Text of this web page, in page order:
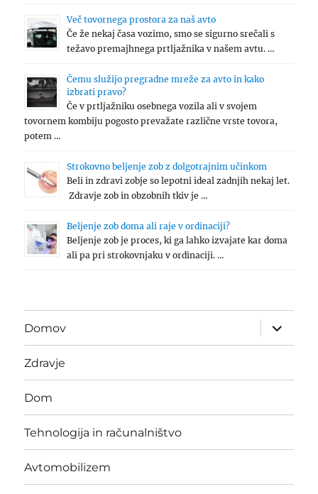
Več tovornega prostora za naš avto
Če že nekaj časa vozimo, smo se sigurno srečali s
težavo premajhnega prtljažnika v našem avtu. …
Čemu služijo pregradne mreže za avto in kako
izbrati pravo?
Če v prtljažniku osebnega vozila ali v svojem
tovornem kombiju pogosto prevažate različne vrste tovora,
potem …
Strokovno beljenje zob z dolgotrajnim učinkom
Beli in zdravi zobje so lepotni ideal zadnjih nekaj let.
Zdravje zob in obzobnih tkiv je …
Beljenje zob doma ali raje v ordinaciji?
Beljenje zob je proces, ki ga lahko izvajate kar doma
ali pa pri strokovnjaku v ordinaciji. …
Domov
expand
child
menu
Zdravje
Dom
Tehnologija in računalništvo
Avtomobilizem